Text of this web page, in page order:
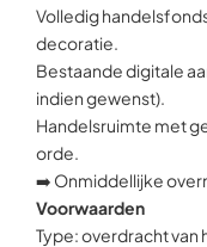
Volledig
decoratie.
Bestaande digitale
indien gewenst).
Handelsruimte met
orde.
➡️ Onmiddellijke
Voorwaarden
Type: overdracht